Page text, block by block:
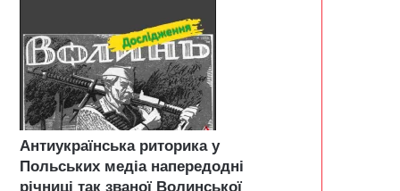
Антиукраїнська риторика у
Польських медіа напередодні
річниці так званої Волинської